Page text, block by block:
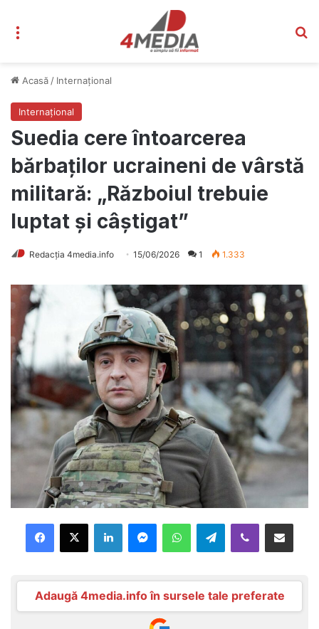
Acasă / Internațional
Internațional
Suedia cere întoarcerea
bărbaților ucraineni de vârstă
militară: „Războiul trebuie
luptat și câștigat”
Redacția 4media.info 15/06/2026 1 1.333
Facebook
X LinkedInMessengerWhatsAppTelegramViber Distribuie prin mail
Adaugă 4media.info în sursele tale preferate